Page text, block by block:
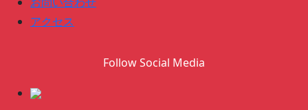
アクセス
Follow Social Media